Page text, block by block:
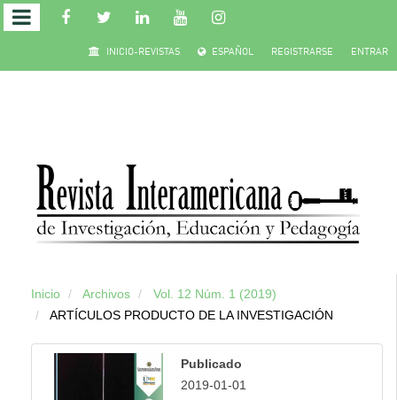
Salto
rápido
Navegación
principal
Contenido
INICIO-REVISTAS ESPAÑOL REGISTRARSE ENTRAR
Inicio Archivos
Vol. 12 Núm. 1 (2019)
ARTÍCULOS PRODUCTO DE LA INVESTIGACIÓN
Publicado
2019-01-01